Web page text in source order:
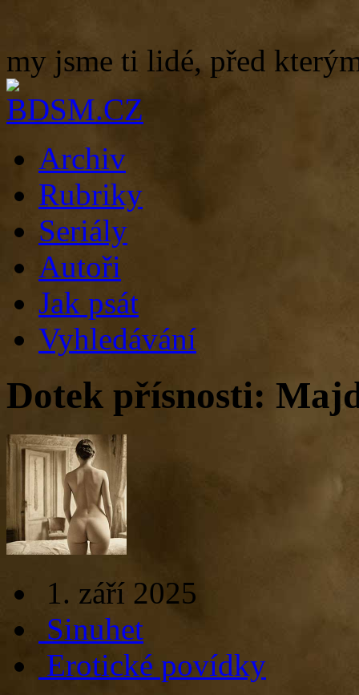
my jsme ti lidé, před
Archiv
Rubriky
Seriály
Autoři
Jak psát
Vyhledávání
Dotek přísnosti:
1. září 2025
Sinuhet
Erotické povídky